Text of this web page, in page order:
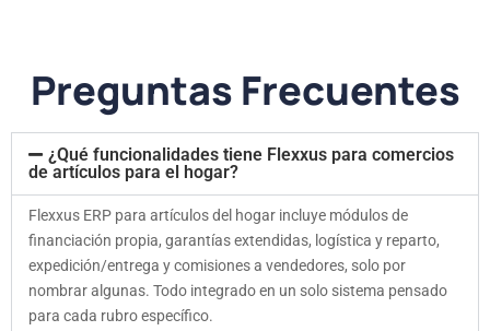
Preguntas Frecuentes
¿Qué funcionalidades tiene Flexxus para comercios
de artículos para el hogar?
Flexxus ERP para artículos del hogar incluye módulos de
financiación propia, garantías extendidas, logística y reparto,
expedición/entrega y comisiones a vendedores, solo por
nombrar algunas. Todo integrado en un solo sistema pensado
para cada rubro específico.